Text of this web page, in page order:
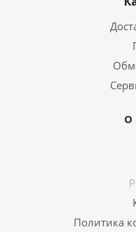
О
Политика